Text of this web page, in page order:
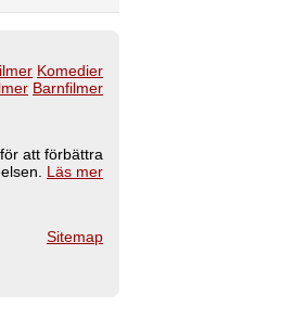
Komedier
Barnfilmer
att förbättra
Läs mer
Sitemap